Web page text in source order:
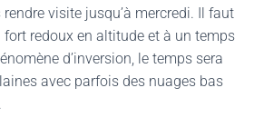
visite jusqu’à mercredi. Il faut
fort redoux en altitude et à un temps
d’inversion, le temps sera
avec parfois des nuages bas